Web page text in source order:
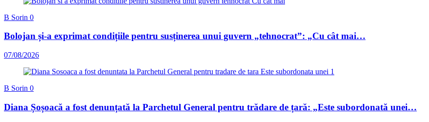
B Sorin 0
Bolojan și-a exprimat condițiile pentru susținerea unui guvern „tehnocrat”: „Cu cât mai…
07/08/2026
B Sorin 0
Diana Șoșoacă a fost denunțată la Parchetul General pentru trădare de țară: „Este subordonată unei…